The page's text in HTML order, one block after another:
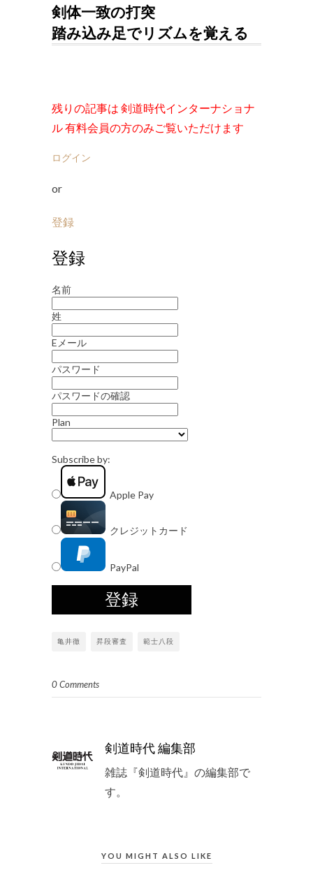
剣体一致の打突
踏み込み足でリズムを覚える
残りの記事は 剣道時代インターナショナ
ル 有料会員の方のみご覧いただけます
ログイン
or
登録
登録
名前
姓
Eメール
パスワード
パスワードの確認
Plan
Subscribe by:
Apple Pay
クレジットカード
PayPal
亀井徹 昇段審査 範士八段
0 Comments
剣道時代 編集部
雑誌『剣道時代』の編集部で
す。
YOU MIGHT ALSO LIKE